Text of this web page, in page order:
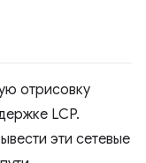
отрисовку
LCP.
эти сетевые